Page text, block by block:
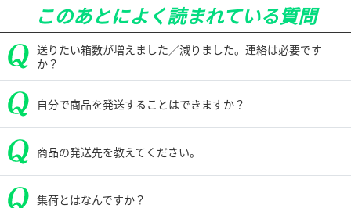
このあとによく読まれている質問
送りたい箱数が増えました／減りました。連絡は必要です
か？
自分で商品を発送することはできますか？
商品の発送先を教えてください。
集荷とはなんですか？